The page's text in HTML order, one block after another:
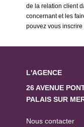
de la relation client
concernant et les
pouvez vous inscrire
L'AGENCE
26 AVENUE
PALAIS SUR
Nous contacter